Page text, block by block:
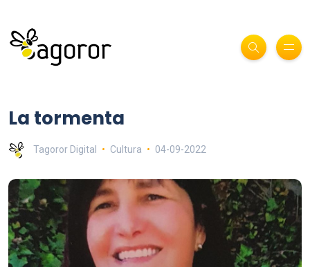
La tormenta
Tagoror Digital Cultura 04-09-2022